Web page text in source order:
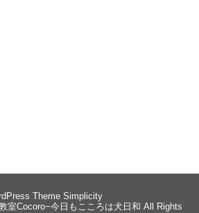
Theme Simplicity
室Cocoro−今日もこころは犬日和 All Rights